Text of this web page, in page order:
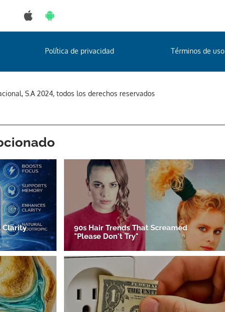
Política de privacidad Términos de uso
S.A 2024, todos los derechos reservados